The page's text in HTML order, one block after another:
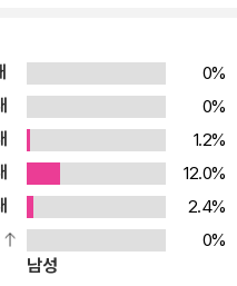
그의 제안을 거절해야 할까?
라면 오랜 기다림과 책임이 필
‘그날’이 오고, 나는 결심했다!
들이는 것보다 훨씬 더 중요
이해해 주고, 죽을 때까지 나하
리의 만남은 해피 엔드가 될
소설로, 오늘날의 십 대가 사랑
0%
0%
1.2%
12.0%
2.4%
0%
남성